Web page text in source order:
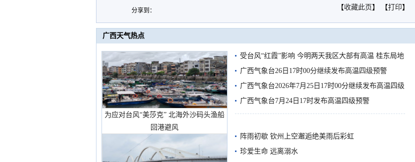
分享到： 【收藏此页 】 【打印】
广西天气热点
为应对台风“美莎克” 北海外沙码头渔船
回港避风
受台风“红霞”影响 今明两天我区大部有高温 桂东局地
有较强降雨
广西气象台26日17时00分继续发布高温四级预警
广西气象台2026年7月25日17时00分继续发布高温四级
预警
广西气象台7月24日17时发布高温四级预警
阵雨初歇 钦州上空邂逅绝美雨后彩虹
珍爱生命 远离溺水